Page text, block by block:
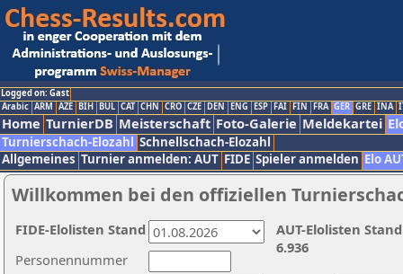
Logged on: Gast
Arabic ARM AZE BIH BUL CAT CHN CRO CZE DEN ENG ESP FAI FIN FRA GER GRE INA
Home TurnierDB Meisterschaft Foto-Galerie Meldekartei
Turnierschach-Elozahl Schnellschach-Elozahl
Allgemeines Turnier anmelden: AUT FIDE Spieler anmelden Elo
Willkommen bei den offiziellen
Personennummer
AUT-Elolisten
6.936
FIDE-Elolisten Stand